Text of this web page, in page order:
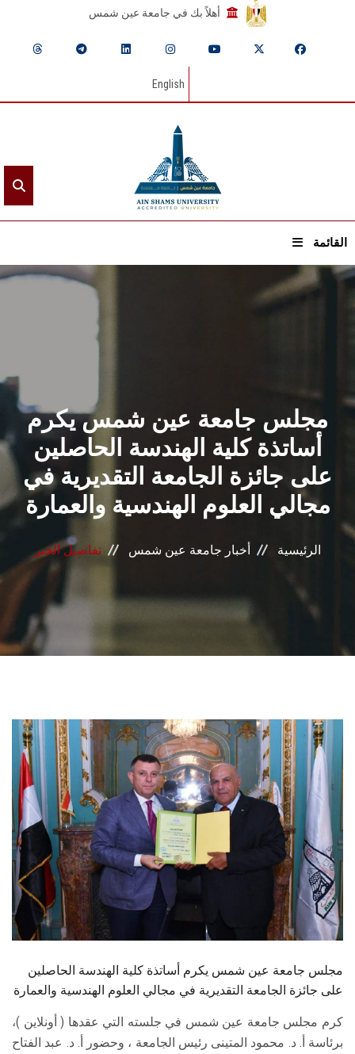
أهلاً بك في جامعة عين شمس
English
القائمة
القطاعـات
الشئون الأكاديمية
البحث العلمي
الرعاية الصحية
المراكز والوحدات
الأنظمة الذكية
الإعلام
الطلاب
هيئة التدريس
الدراسات العليا
الخريجين
الموظفون
الزائـرون
سجل الان
مجلس جامعة عين شمس يكرم
أساتذة كلية الهندسة الحاصلين
على جائزة الجامعة التقديرية في
مجالي العلوم الهندسية والعمارة
الرئيسية أخبار جامعة عين شمس تفاصيل الخبر
مجلس جامعة عين شمس يكرم أساتذة كلية الهندسة الحاصلين
على جائزة الجامعة التقديرية في مجالي العلوم الهندسية والعمارة
كرم مجلس جامعة عين شمس في جلسته التي عقدها ( أونلاين )،
برئاسة أ. د. محمود المتينى رئيس الجامعة ، وحضور أ. د. عبد الفتاح